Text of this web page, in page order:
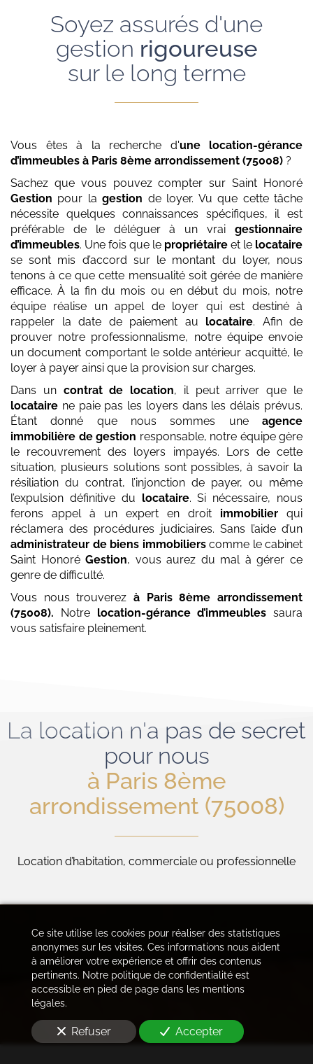
Soyez assurés d'une
gestion rigoureuse
sur le long terme
Vous êtes à la recherche d'une location-gérance
d’immeubles à Paris 8ème arrondissement (75008) ?
Sachez que vous pouvez compter sur Saint Honoré
Gestion pour lagestion de loyer. Vu que cette tâche
nécessite quelques connaissances spécifiques, il est
préférable de le déléguer à un vrai gestionnaire
d’immeubles. Une fois que le propriétaire et le locataire
se sont mis d’accord sur le montant du loyer, nous
tenons à ce que cette mensualité soit gérée de manière
efficace. À la fin du mois ou en début du mois, notre
équipe réalise un appel de loyer qui est destiné à
rappeler la date de paiement au locataire. Afin de
prouver notre professionnalisme, notre équipe envoie
un document comportant le solde antérieur acquitté, le
loyer à payer ainsi que la provision sur charges.
Dans un contrat de location, il peut arriver que le
locataire ne paie pas les loyers dans les délais prévus.
Étant donné que nous sommes une agence
immobilière de gestion responsable, notre équipe gère
le recouvrement des loyers impayés. Lors de cette
situation, plusieurs solutions sont possibles, à savoir la
résiliation du contrat, l’injonction de payer, ou même
l’expulsion définitive du locataire. Si nécessaire, nous
ferons appel à un expert en droit immobilier qui
réclamera des procédures judiciaires. Sans l’aide d’un
administrateur de biens immobilierscomme le cabinet
Saint HonoréGestion, vous aurez du mal à gérer ce
genre de difficulté.
Vous nous trouverez à Paris 8ème arrondissement
(75008). Notre location-gérance d’immeubles saura
vous satisfaire pleinement.
La location n'a pas de secret
pour nous
à Paris 8ème
arrondissement (75008)
Location d’habitation, commerciale ou professionnelle
Ce site utilise les cookies pour réaliser des statistiques
anonymes sur les visites. Ces informations nous aident
à améliorer votre expérience et offrir des contenus
pertinents. Notre politique de confidentialité est
accessible en pied de page dans les mentions
légales.
Refuser Accepter